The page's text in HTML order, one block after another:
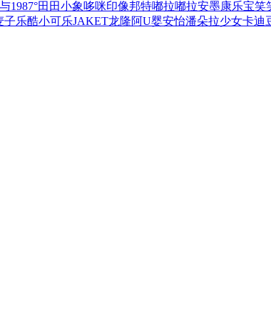
1987°田田小象哆咪印像邦特嘟拉嘟拉安墨康乐宝笑
子乐酷小可乐JAKET龙隆阿U婴安怡潘朵拉少女卡迪